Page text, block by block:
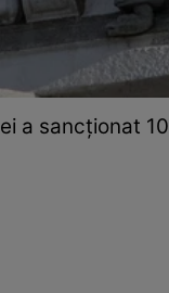
a sancționat